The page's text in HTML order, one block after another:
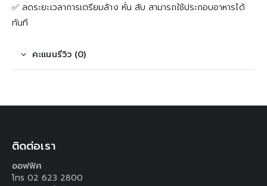
✅️ ลดระยะเวลาการเตรียมล้าง หั่น สับ สามารถใช้ประกอบอาหารได้
ทันที
คะแนนรีวิว (0)
ติดต่อเรา
ออฟฟิศ
โทร 02 623 2800